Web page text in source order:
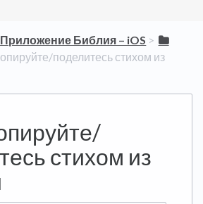
​Приложение Библия – iOS ​ > ​
поделитесь стихом из
стихом из